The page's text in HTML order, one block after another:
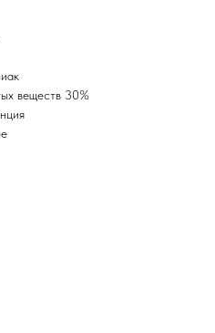
веществ 30%